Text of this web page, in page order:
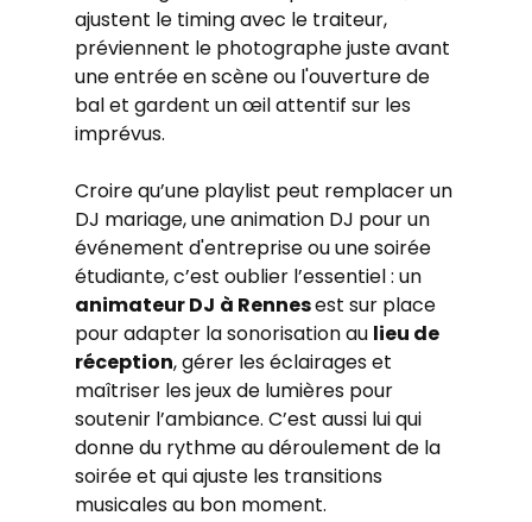
ajustent le timing avec le traiteur,
préviennent le photographe juste avant
une entrée en scène ou l'ouverture de
bal et gardent un œil attentif sur les
imprévus.
Croire qu’une playlist peut remplacer un
DJ mariage, une animation DJ pour un
événement d'entreprise ou une soirée
étudiante, c’est oublier l’essentiel : un
animateur DJ à Rennes est sur place
pour adapter la sonorisation au lieu de
réception, gérer les éclairages et
maîtriser les jeux de lumières pour
soutenir l’ambiance. C’est aussi lui qui
donne du rythme au déroulement de la
soirée et qui ajuste les transitions
musicales au bon moment.